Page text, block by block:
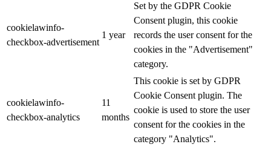
cookielawinfo-
checkbox-advertisement
1 year
Set by the GDPR Cookie
Consent plugin, this cookie
records the user consent for the
cookies in the "Advertisement"
category.
cookielawinfo-
checkbox-analytics
11
months
This cookie is set by GDPR
Cookie Consent plugin. The
cookie is used to store the user
consent for the cookies in the
category "Analytics".